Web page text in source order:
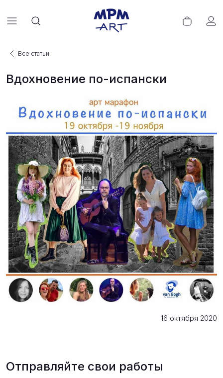
Все статьи
Вдохновение по-испански
16 октября 2020
Отправляйте свои работы